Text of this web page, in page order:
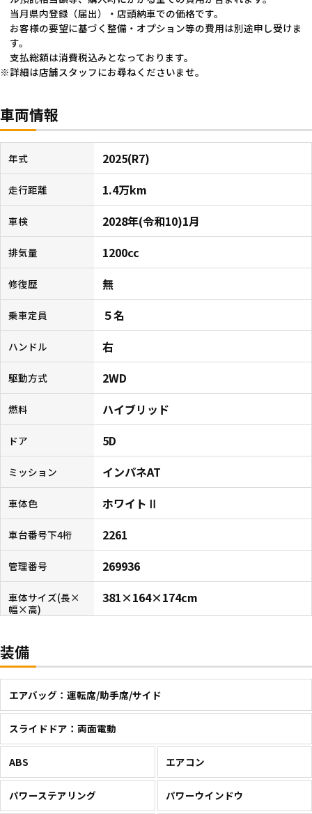
当月県内登録（届出）・店頭納車での価格です。
お客様の要望に基づく整備・オプション等の費用は別途申し受けま
す。
支払総額は消費税込みとなっております。
詳細は店舗スタッフにお尋ねくださいませ。
車両情報
年式 2025(R7)
走行距離 1.4万km
車検 2028年(令和10)1月
排気量 1200cc
修復歴 無
乗車定員 ５名
ハンドル 右
駆動方式 2WD
燃料 ハイブリッド
ドア 5D
ミッション インパネAT
車体色 ホワイトⅡ
車台番号下4桁 2261
管理番号 269936
車体サイズ(長×
幅×高)
381×164×174cm
装備
エアバッグ：運転席/助手席/サイド
スライドドア：両面電動
ABS エアコン
パワーステアリング パワーウインドウ